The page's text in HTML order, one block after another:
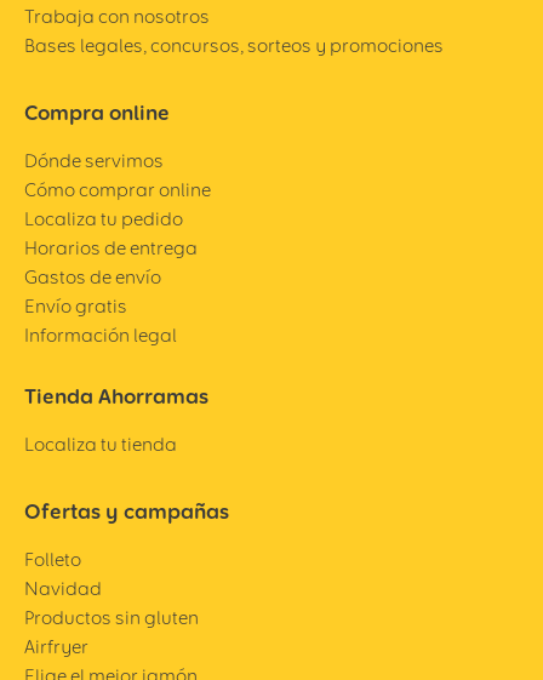
Trabaja con nosotros
Bases legales, concursos, sorteos y promociones
Compra online
Dónde servimos
Cómo comprar online
Localiza tu pedido
Horarios de entrega
Gastos de envío
Envío gratis
Información legal
Tienda Ahorramas
Localiza tu tienda
Ofertas y campañas
Folleto
Navidad
Productos sin gluten
Airfryer